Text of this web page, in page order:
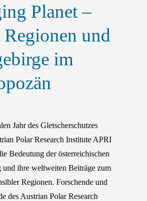
Planet –
Regionen und
im
Jahr des Gletscherschutzes
Polar Research Institute APRI
Bedeutung der österreichischen
und ihre weltweiten Beiträge zum
Regionen. Forschende und
des Austrian Polar Research